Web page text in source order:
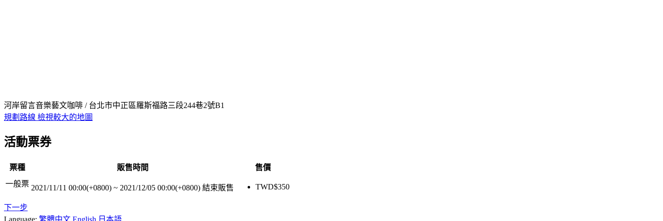
河岸留言音樂藝文咖啡 / 台北市中正區羅斯福路三段244巷2號B1
規劃路線 檢視較大的地圖
活動票券
票種 販售時間
售價
一般票 2021/11/11 00:00(+0800) ~ 2021/12/05 00:00(+0800) 結束販售 TWD$350
下一步
Language: 繁體中文 English 日本語